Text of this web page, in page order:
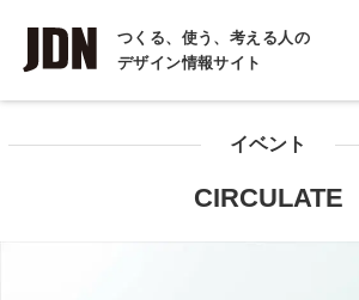
つくる、使う、考える人の
デザイン情報サイト
INTERVIEW
インタビュー
イベント
CIRCULATE